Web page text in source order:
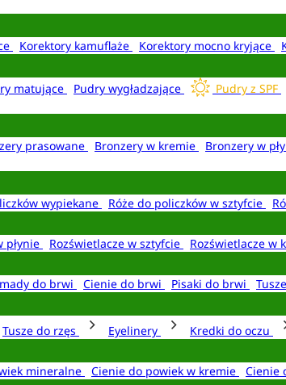
Korektory kamuflaże Korektory mocno kryjące
matujące Pudry wygładzające Pudry z SPF
prasowane Bronzery w kremie Bronzery w
wypiekane Róże do policzków w sztyfcie
płynie Rozświetlacze w sztyfcie Rozświetlacze w
do brwi Cienie do brwi Pisaki do brwi
Tusze do rzęs Eyelinery Kredki do oczu
mineralne Cienie do powiek w kremie Cienie